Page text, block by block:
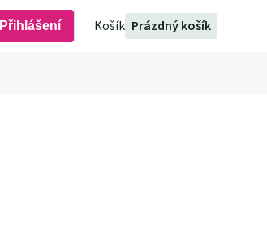
Prázdný košík
Přihlášení